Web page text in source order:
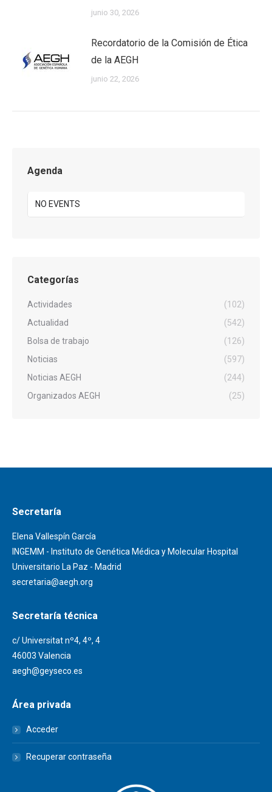
junio 30, 2026
Recordatorio de la Comisión de Ética
de la AEGH
junio 22, 2026
Agenda
NO EVENTS
Categorías
Actividades
(102)
Actualidad
(542)
Bolsa de trabajo
(126)
Noticias
(597)
Noticias AEGH
(244)
Organizados AEGH
(25)
Secretaría
Elena Vallespín García
INGEMM - Instituto de Genética Médica y Molecular Hospital
Universitario La Paz - Madrid
secretaria@aegh.org
Secretaría técnica
c/ Universitat nº4, 4º, 4
46003 Valencia
aegh@geyseco.es
Área privada
Acceder
Recuperar contraseña